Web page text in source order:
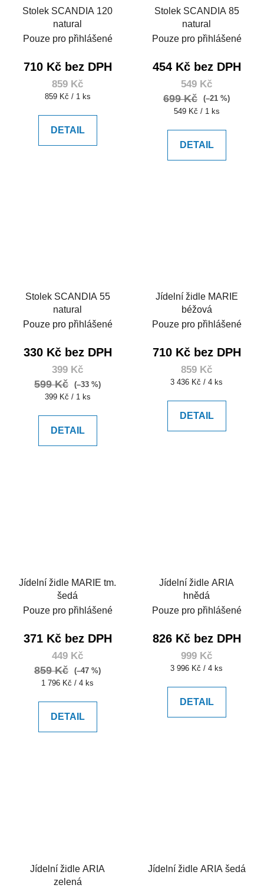
Stolek SCANDIA 120
natural
Pouze pro přihlášené
710 Kč bez DPH
859 Kč
Měrná
859 Kč / 1 ks
DETAIL
Stolek SCANDIA 85
natural
Pouze pro přihlášené
454 Kč bez DPH
549 Kč
699 Kč
(–21 %)
Měrná
549 Kč / 1 ks
DETAIL
Stolek SCANDIA 55
natural
Pouze pro přihlášené
330 Kč bez DPH
399 Kč
599 Kč
(–33 %)
Měrná
399 Kč / 1 ks
DETAIL
Jídelní židle MARIE
béžová
Pouze pro přihlášené
710 Kč bez DPH
859 Kč
Měrná
3 436 Kč / 4 ks
DETAIL
Jídelní židle MARIE tm.
šedá
Pouze pro přihlášené
371 Kč bez DPH
449 Kč
859 Kč
(–47 %)
Měrná
1 796 Kč / 4 ks
DETAIL
Jídelní židle ARIA
hnědá
Pouze pro přihlášené
826 Kč bez DPH
999 Kč
Měrná
3 996 Kč / 4 ks
DETAIL
Jídelní židle ARIA
zelená
Jídelní židle ARIA šedá